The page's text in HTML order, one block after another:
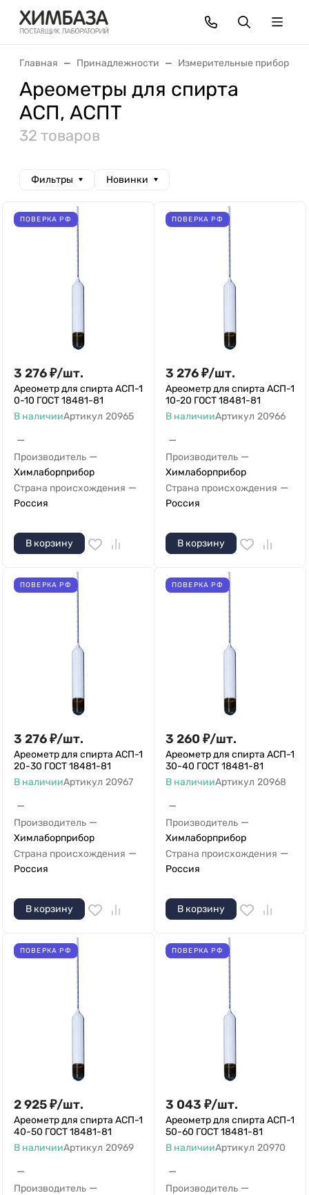
Главная Принадлежности Измерительные приборы
Ареометры для спирта
АСП, АСПТ
32 товаров
Фильтры Новинки
ПОВЕРКА РФ
3 276₽/шт.
Ареометр для спирта АСП-1
0-10 ГОСТ 18481-81
В наличииАртикул 20965
—
Производитель —
Химлаборприбор
Страна происхождения —
Россия
В корзину
ПОВЕРКА РФ
3 276₽/шт.
Ареометр для спирта АСП-1
10-20 ГОСТ 18481-81
В наличииАртикул 20966
—
Производитель —
Химлаборприбор
Страна происхождения —
Россия
В корзину
ПОВЕРКА РФ
3 276₽/шт.
Ареометр для спирта АСП-1
20-30 ГОСТ 18481-81
В наличииАртикул 20967
—
Производитель —
Химлаборприбор
Страна происхождения —
Россия
В корзину
ПОВЕРКА РФ
3 260 ₽/шт.
Ареометр для спирта АСП-1
30-40 ГОСТ 18481-81
В наличииАртикул 20968
—
Производитель —
Химлаборприбор
Страна происхождения —
Россия
В корзину
ПОВЕРКА РФ
2 925₽/шт.
Ареометр для спирта АСП-1
40-50 ГОСТ 18481-81
В наличииАртикул 20969
—
Производитель —
ПОВЕРКА РФ
3 043 ₽/шт.
Ареометр для спирта АСП-1
50-60 ГОСТ 18481-81
В наличииАртикул 20970
—
Производитель —